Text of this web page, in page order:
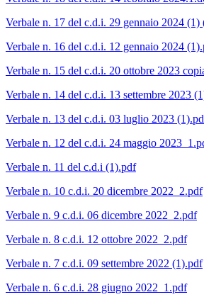
Verbale n. 17 del c.d.i. 29 gennaio 2024 (1)
Verbale n. 16 del c.d.i. 12 gennaio 2024
Verbale n. 15 del c.d.i. 20 ottobre 2023
Verbale n. 14 del c.d.i. 13 settembre 2023
Verbale n. 13 del c.d.i. 03 luglio 2023
Verbale n. 12 del c.d.i. 24 maggio
Verbale n. 11 del c.d.i (1).pdf
Verbale n. 10 c.d.i. 20 dicembre 2022_2.pdf
Verbale n. 9 c.d.i. 06 dicembre 2022_2.pdf
Verbale n. 8 c.d.i. 12 ottobre 2022_2.pdf
Verbale n. 7 c.d.i. 09 settembre 2022 (1).pdf
Verbale n. 6 c.d.i. 28 giugno 2022_1.pdf